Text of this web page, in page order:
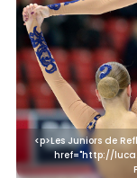
<p>Les Juniors de
href="http://